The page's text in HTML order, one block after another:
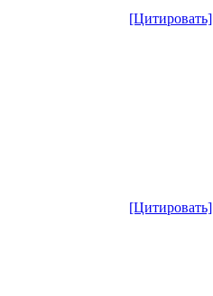
[Цитировать]
[Цитировать]